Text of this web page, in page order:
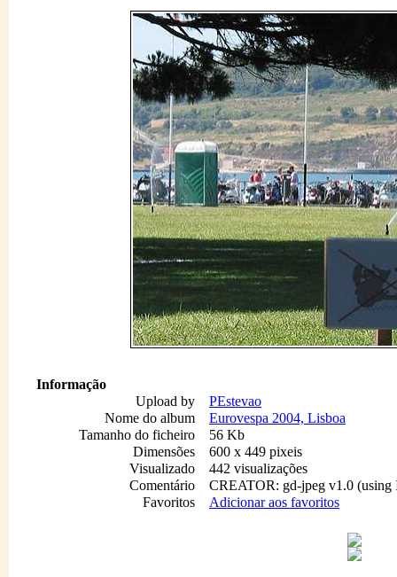
Informação
Upload by
PEstevao
Nome do album
Eurovespa 2004, Lisboa
Tamanho do ficheiro
56 Kb
Dimensões
600 x 449 pixeis
Visualizado
442 visualizações
Comentário
CREATOR: gd-jpeg v1.0
Favoritos
Adicionar aos favoritos